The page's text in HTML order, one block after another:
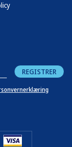
REGISTRER